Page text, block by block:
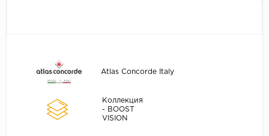
Atlas Concorde Italy
Коллекция
- BOOST
VISION